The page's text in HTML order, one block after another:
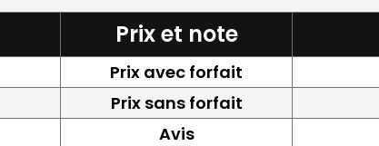
Prix et note
Prix avec forfait
Prix sans forfait
Avis